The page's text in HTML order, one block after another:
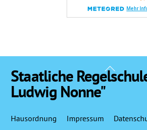
Back
To
Staatliche
Ludwig Nonne"
Hausordnung Impressum